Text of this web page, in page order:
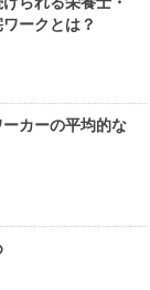
ークとは？
カーの平均的な